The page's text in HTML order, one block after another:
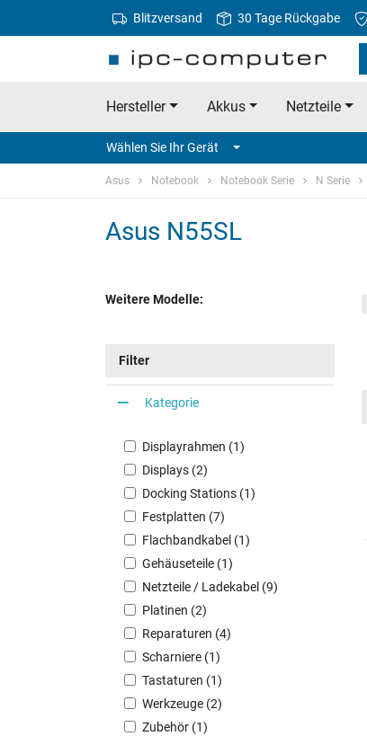
Blitzversand 30 Tage Rückgabe
Hersteller Akkus Netzteile
Wählen Sie Ihr Gerät
Asus Notebook Notebook Serie N Serie
Asus N55SL
Weitere Modelle:
Filter
Kategorie
Displayrahmen (1)
Displays (2)
Docking Stations (1)
Festplatten (7)
Flachbandkabel (1)
Gehäuseteile (1)
Netzteile / Ladekabel (9)
Platinen (2)
Reparaturen (4)
Scharniere (1)
Tastaturen (1)
Werkzeuge (2)
Zubehör (1)